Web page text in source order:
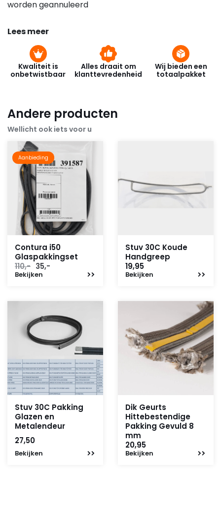
worden geannuleerd
Lees meer
Kwaliteit is
onbetwistbaar
Alles draait om
klanttevredenheid
Wij bieden een
totaalpakket
Andere producten
Wellicht ook iets voor u
Aanbieding
Contura i50
Glaspakkingset
110,- Oorspronkelijke
prijs
35,-
Bekijken
Stuv 30C Koude
Handgreep
19,95
Bekijken
Stuv 30C Pakking
Glazen en
Metalendeur
27,50
Bekijken
Dik Geurts
Hittebestendige
Pakking Gevuld 8
mm
20,95
Bekijken